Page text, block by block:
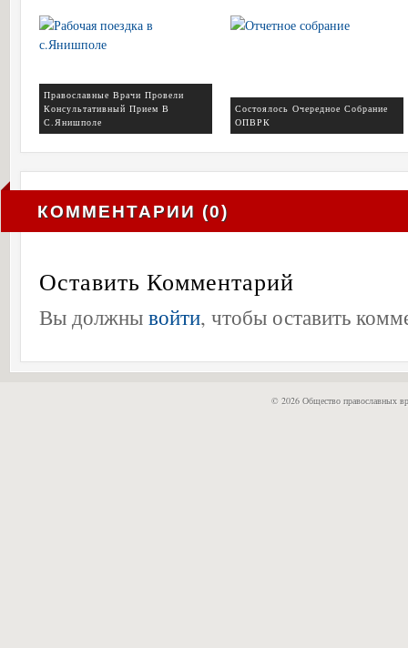
Православные Врачи Провели
Консультативный Прием В
С.Янишполе
Состоялось Очередное Собрание
ОПВРК
КОММЕНТАРИИ (0)
Оставить Комментарий
Вы должны войти, чтобы оставить
© 2026 Общество православных